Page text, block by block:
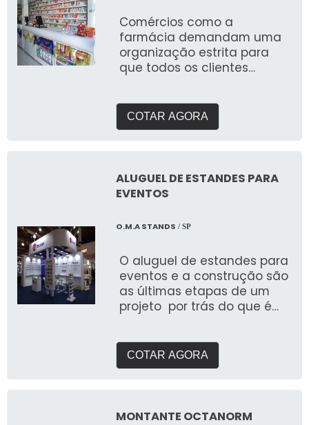
Comércios como a
farmácia demandam uma
organização estrita para
que todos os clientes
COTAR AGORA
ALUGUEL DE ESTANDES PARA
EVENTOS
O.M.A STANDS / SP
O aluguel de estandes para
eventos e a construção são
as últimas etapas de um
projeto por trás do que é
COTAR AGORA
MONTANTE OCTANORM